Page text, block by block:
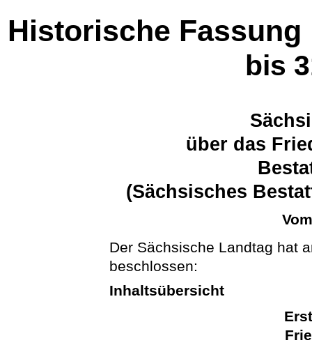
Historische Fassung
bis
über das
(Sächsisches
Der Sächsische Landtag hat
beschlossen:
Inhaltsübersicht